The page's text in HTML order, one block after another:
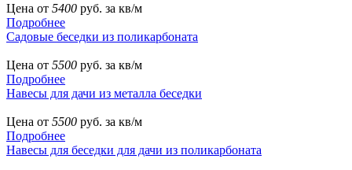
Цена от 5400 руб. за кв/м
Подробнее
Садовые беседки из поликарбоната
Цена от 5500 руб. за кв/м
Подробнее
Навесы для дачи из металла беседки
Цена от 5500 руб. за кв/м
Подробнее
Навесы для беседки для дачи из поликарбоната